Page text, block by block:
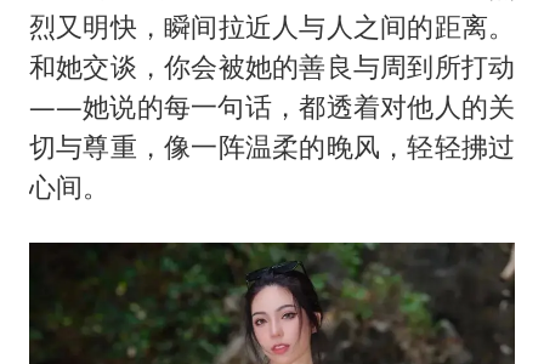
烈又明快，瞬间拉近人与人之间的距离。
和她交谈，你会被她的善良与周到所打动
——她说的每一句话，都透着对他人的关
切与尊重，像一阵温柔的晚风，轻轻拂过
心间。